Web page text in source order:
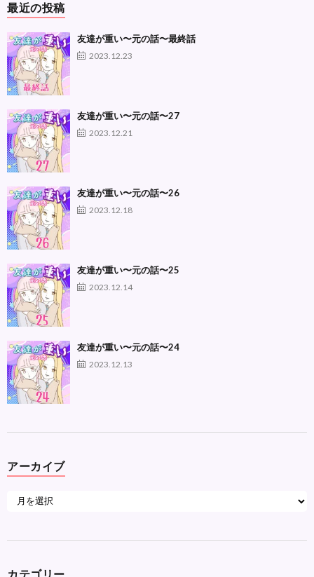
最近の投稿
友達が重い〜元の話〜最終話
2023.12.23
友達が重い〜元の話〜27
2023.12.21
友達が重い〜元の話〜26
2023.12.18
友達が重い〜元の話〜25
2023.12.14
友達が重い〜元の話〜24
2023.12.13
アーカイブ
カテゴリー